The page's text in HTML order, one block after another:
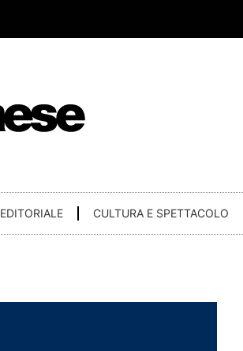
EDITORIALE CULTURA E SPETTACOLO